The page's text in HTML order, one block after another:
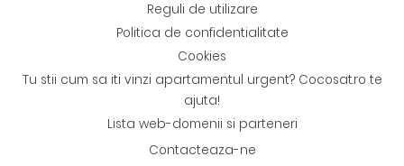
Reguli de utilizare
Politica de confidentialitate
Cookies
Tu stii cum sa iti vinzi apartamentul urgent? Cocosat.ro te
ajuta!
Lista web-domenii si parteneri
Contacteaza-ne